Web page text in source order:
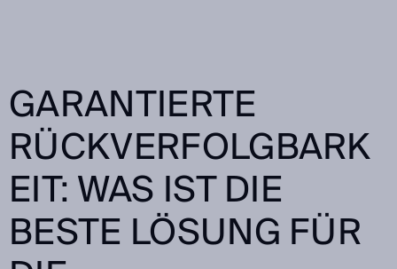
GARANTIERTE
RÜCKVERFOLGBARK
EIT: WAS IST DIE
BESTE LÖSUNG FÜR